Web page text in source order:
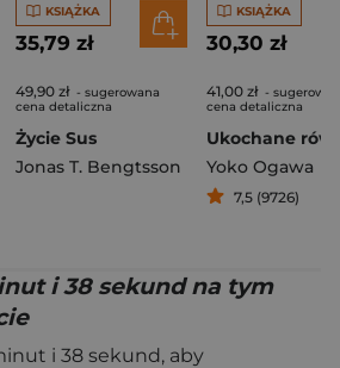
KSIĄŻKA
35,79 zł
49,90 zł - sugerowana
cena detaliczna
Życie Sus
Jonas T. Bengtsson
KSIĄŻKA
30,30 zł
41,00 zł -
cena detaliczna
Yoko Ogawa
7,5 (9726)
i 38 sekund na tym
i 38 sekund, aby